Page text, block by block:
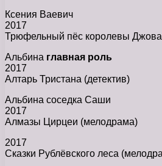
Ксения Ваевич
2017
Трюфельный пёс королевы
Альбина главная роль
2017
Алтарь Тристана (детектив)
Альбина соседка Саши
2017
Алмазы Цирцеи (мелодрама)
2017
Сказки Рублёвского леса